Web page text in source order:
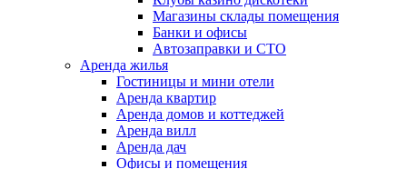
Магазины склады помещения
Банки и офисы
Автозаправки и СТО
Аренда жилья
Гостиницы и мини отели
Аренда квартир
Аренда домов и коттеджей
Аренда вилл
Аренда дач
Офисы и помещения